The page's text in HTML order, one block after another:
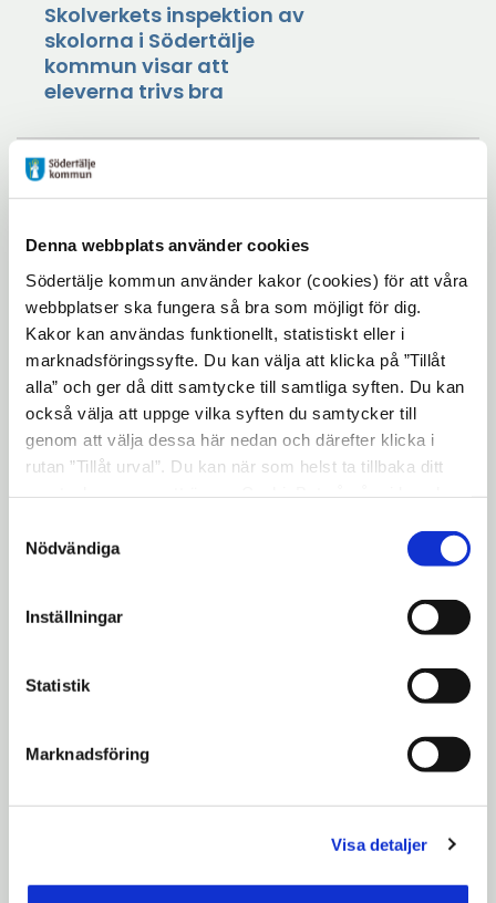
Denna webbplats använder cookies
Södertälje kommun använder kakor (cookies) för att våra
webbplatser ska fungera så bra som möjligt för dig.
Kakor kan användas funktionellt, statistiskt eller i
marknadsföringssyfte. Du kan välja att klicka på ”Tillåt
alla” och ger då ditt samtycke till samtliga syften. Du kan
också välja att uppge vilka syften du samtycker till
genom att välja dessa här nedan och därefter klicka i
rutan ”Tillåt urval”. Du kan när som helst ta tillbaka ditt
"Visa detaljer" kan du läsa om hur kakorna används och
hur vi och våra leverantörer inhämtar och behandlar
Nödvändiga
Inställningar
Statistik
Marknadsföring
Visa detaljer
Skolverkets inspektion av
skolorna i Södertälje
kommun visar att
eleverna trivs bra
2005-11-29
Skolverkets inspektion av
skolorna i Södertälje
Kommun
2005-11-29
PRESSINBJUDAN:
Presentation av
Skolverkets inspektion av
skolorna i Södertälje
Kommun
Södertälje är länets bästa
Delårsbokslutet: